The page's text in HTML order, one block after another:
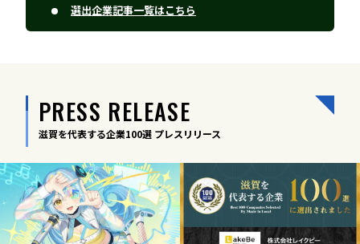
選出企業記事一覧はこちら
PRESS RELEASE
滋賀を代表する企業100選 プレスリリース